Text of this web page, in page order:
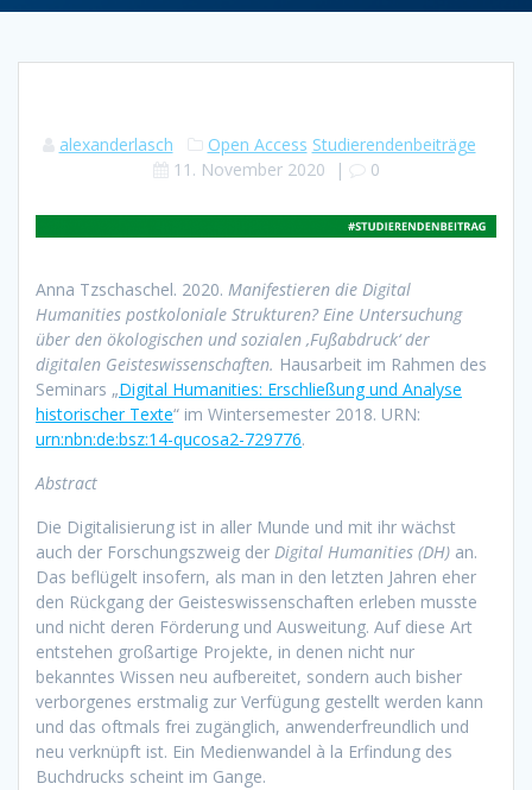
alexanderlasch Open Access Studierendenbeiträge
11. November 2020 | 0
Anna Tzschaschel. 2020. Manifestieren die Digital
Humanities postkoloniale Strukturen? Eine Untersuchung
über den ökologischen und sozialen ‚Fußabdruck‘ der
digitalen Geisteswissenschaften. Hausarbeit im Rahmen des
Seminars „Digital Humanities: Erschließung und Analyse
historischer Texte“ im Wintersemester 2018. URN:
urn:nbn:de:bsz:14-qucosa2-729776.
Abstract
Die Digitalisierung ist in aller Munde und mit ihr wächst
auch der Forschungszweig der Digital Humanities (DH) an.
Das beflügelt insofern, als man in den letzten Jahren eher
den Rückgang der Geisteswissenschaften erleben musste
und nicht deren Förderung und Ausweitung. Auf diese Art
entstehen großartige Projekte, in denen nicht nur
bekanntes Wissen neu aufbereitet, sondern auch bisher
verborgenes erstmalig zur Verfügung gestellt werden kann
und das oftmals frei zugänglich, anwenderfreundlich und
neu verknüpft ist. Ein Medienwandel à la Erfindung des
Buchdrucks scheint im Gange.